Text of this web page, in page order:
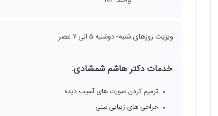
ویزیت روزهای شنبه- دوشنبه ۵ الی ۷ عصر
خدمات دکتر هاشم شمشادی:
ترميم کردن صورت های آسيب ديده
جراحی های زيبايی بينی